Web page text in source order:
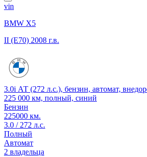
vin
BMW X5
II (E70) 2008 г.в.
3.0i АТ (272 л.с.), бензин, автомат,
225 000 км, полный, синий
Бензин
225000 км.
3.0 / 272 л.с.
Полный
Автомат
2 владельца